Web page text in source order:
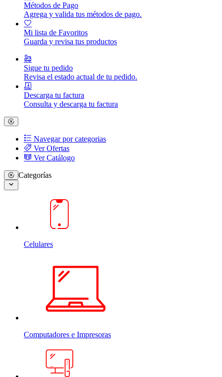
Métodos de Pago
Agrega y valida tus métodos de pago.
Mi lista de Favoritos
Guarda y revisa tus productos
Sigue tu pedido
Revisa el estado actual de tu pedido.
Descarga tu factura
Consulta y descarga tu factura
Navegar por categorias
Ver Ofertas
Ver Catálogo
Categorías
Celulares
Computadores e Impresoras